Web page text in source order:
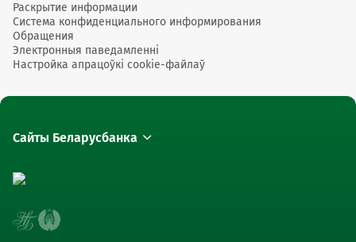
Раскрытие информации
Система конфиденциального информирования
Обращения
Электронныя паведамленні
Настройка апрацоўкі cookie-файлаў
Сайты Беларусбанка